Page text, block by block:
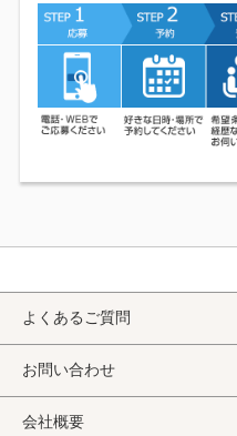
よくあるご質問
お問い合わせ
会社概要